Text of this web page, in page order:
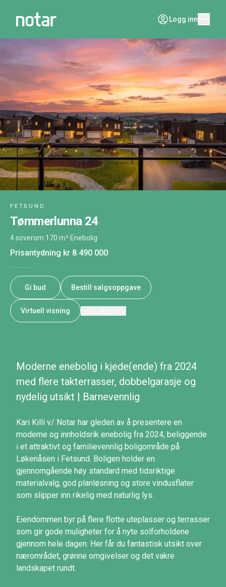
Logg inn
FETSUND
Tømmerlunna 24
4 soverom·170 m²·Enebolig
Prisantydning kr 8 490 000
Gi bud Bestill salgsoppgave
Virtuell visning
Moderne enebolig i kjede(ende) fra 2024
med flere takterrasser, dobbelgarasje og
nydelig utsikt | Barnevennlig
Kari Killi v/ Notar har gleden av å presentere en
moderne og innholdsrik enebolig fra 2024, beliggende
i et attraktivt og familievennlig boligområde på
Løkenåsen i Fetsund. Boligen holder en
gjennomgående høy standard med tidsriktige
materialvalg, god planløsning og store vindusflater
som slipper inn rikelig med naturlig lys.
Eiendommen byr på flere flotte uteplasser og terrasser
som gir gode muligheter for å nyte solforholdene
gjennom hele dagen. Her får du fantastisk utsikt over
nærområdet, grønne omgivelser og det vakre
landskapet rundt.